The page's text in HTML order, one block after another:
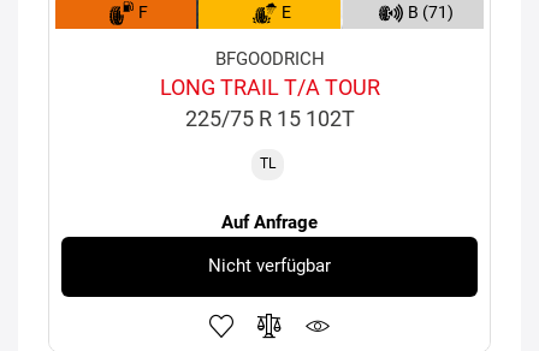
F E B (71)
BFGOODRICH
LONG TRAIL T/A TOUR
225/75 R 15 102T
TL
Auf Anfrage
Nicht verfügbar